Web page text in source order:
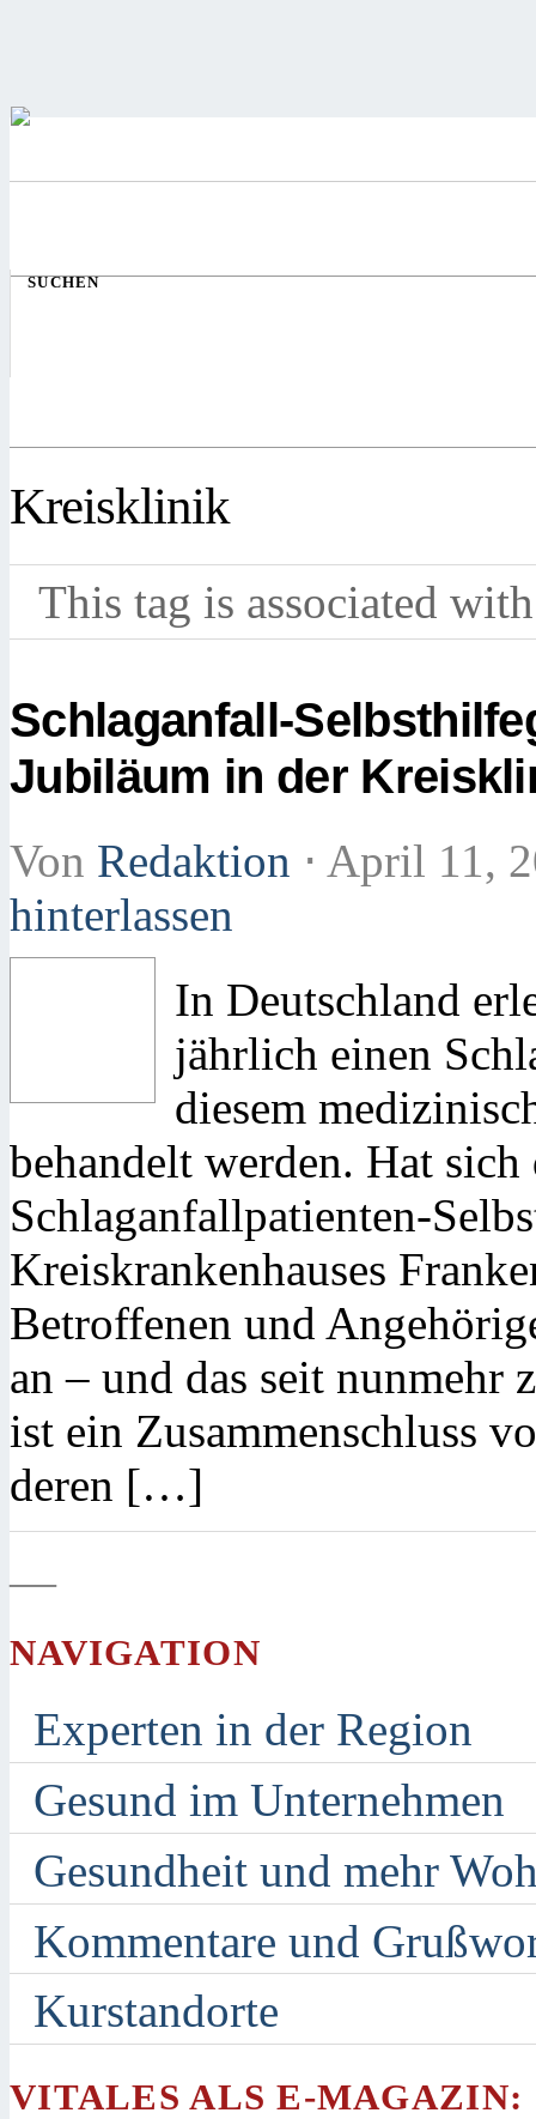
SUCHEN
Kreisklinik
This tag is associated
Schlaganfall-
Jubiläum in der
Von Redaktion ⋅ April 11,
hinterlassen
In Deutschland
jährlich einen
diesem
behandelt werden. Hat
Schlaganfallpatienten-
Kreiskrankenhauses
Betroffenen und
an – und das seit nunmehr
ist ein Zusammenschluss
deren […]
—
NAVIGATION
Experten in der Region
Gesund im Unternehmen
Gesundheit und mehr
Kommentare und
Kurstandorte
VITALES ALS E-MAGAZIN: